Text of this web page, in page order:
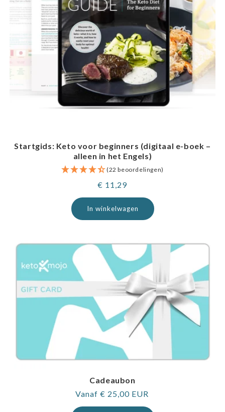
Startgids: Keto voor beginners (digitaal e-boek –
alleen in het Engels)
(22 beoordelingen)
Normale
prijs
€ 11,29
In winkelwagen
Cadeaubon
Normale
prijs
Vanaf € 25,00 EUR